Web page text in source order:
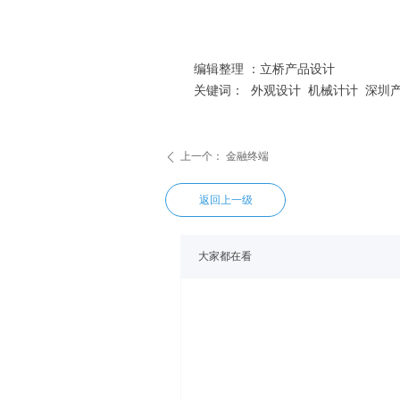
大家都在看
ꄴ 上一个： 金融终端
编辑整理 ：立桥产品设计
关键词： 外观设计 机械计计 深圳
返回上一级